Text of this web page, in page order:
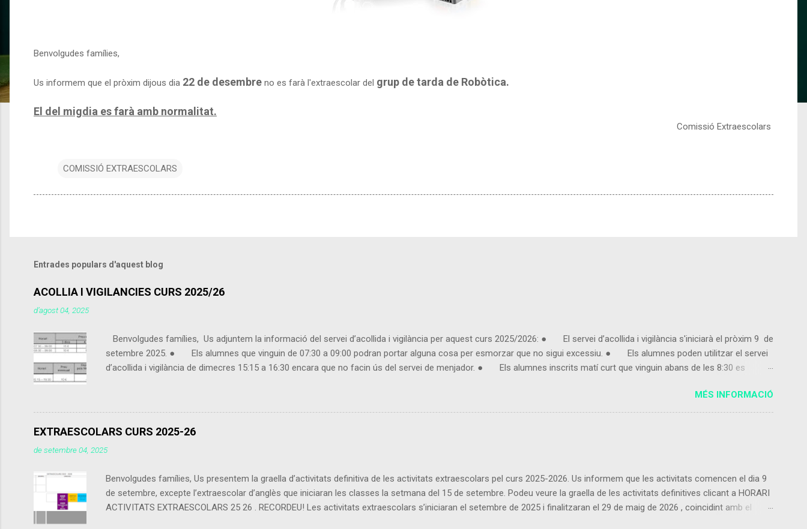
Benvolgudes famílies,
Us informem que el pròxim dijous dia 22 de desembre no es farà l'extraescolar del grup de tarda de Robòtica.
El del migdia es farà amb normalitat.
Comissió Extraescolars
COMISSIÓ EXTRAESCOLARS
Entrades populars d'aquest blog
ACOLLIA I VIGILANCIES CURS 2025/26
d’agost 04, 2025
Benvolgudes famílies, Us adjuntem la informació del servei d’acollida i vigilància per aquest curs 2025/2026: ● El servei d’acollida i vigilància s'iniciarà el pròxim 9 de
setembre 2025. ● Els alumnes que vinguin de 07:30 a 09:00 podran portar alguna cosa per esmorzar que no sigui excessiu. ● Els alumnes poden utilitzar el servei
d’acollida i vigilància de dimecres 15:15 a 16:30 encara que no facin ús del servei de menjador. ● Els alumnes inscrits matí curt que vinguin abans de les 8:30 es
MÉS INFORMACIÓ
EXTRAESCOLARS CURS 2025-26
de setembre 04, 2025
Benvolgudes famílies, Us presentem la graella d’activitats definitiva de les activitats extraescolars pel curs 2025-2026. Us informem que les activitats comencen el dia 9
de setembre, excepte l’extraescolar d’anglès que iniciaran les classes la setmana del 15 de setembre. Podeu veure la graella de les activitats definitives clicant a HORARI
ACTIVITATS EXTRAESCOLARS 25 26 . RECORDEU! Les activitats extraescolars s’iniciaran el setembre de 2025 i finalitzaran el 29 de maig de 2026 , coincidint amb el